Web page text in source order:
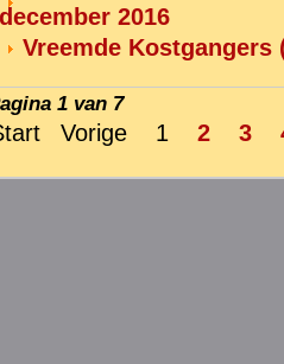
december 2016
Vreemde Kostgangers
1 van 7
Vorige 1 2 3